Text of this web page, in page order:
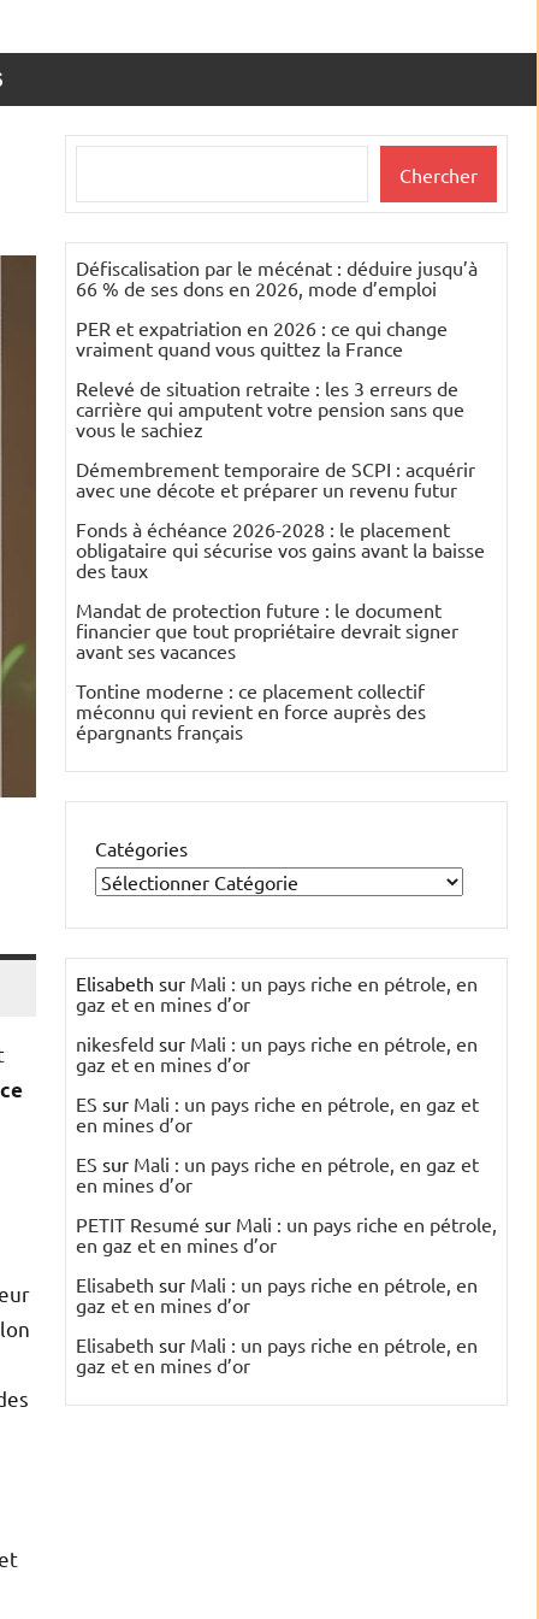
Chercher
Défiscalisation par le mécénat : déduire jusqu’à
66 % de ses dons en 2026, mode d’emploi
PER et expatriation en 2026 : ce qui change
vraiment quand vous quittez la France
Relevé de situation retraite : les 3 erreurs de
carrière qui amputent votre pension sans que
vous le sachiez
Démembrement temporaire de SCPI : acquérir
avec une décote et préparer un revenu futur
Fonds à échéance 2026-2028 : le placement
obligataire qui sécurise vos gains avant la baisse
des taux
Mandat de protection future : le document
financier que tout propriétaire devrait signer
avant ses vacances
Tontine moderne : ce placement collectif
méconnu qui revient en force auprès des
épargnants français
Catégories
Elisabeth sur Mali : un pays riche en pétrole, en
gaz et en mines d’or
nikesfeld sur Mali : un pays riche en pétrole, en
gaz et en mines d’or
ES sur Mali : un pays riche en pétrole, en gaz et
en mines d’or
ES sur Mali : un pays riche en pétrole, en gaz et
en mines d’or
PETIT Resumé sur Mali : un pays riche en pétrole,
en gaz et en mines d’or
Elisabeth sur Mali : un pays riche en pétrole, en
gaz et en mines d’or
Elisabeth sur Mali : un pays riche en pétrole, en
gaz et en mines d’or